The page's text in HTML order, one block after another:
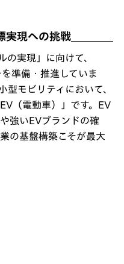
実現への挑戦
の実現」に向けて、
準備・推進していま
型モビリティにおいて、
（電動車）」です。EV
強いEVブランドの確
の基盤構築こそが最大